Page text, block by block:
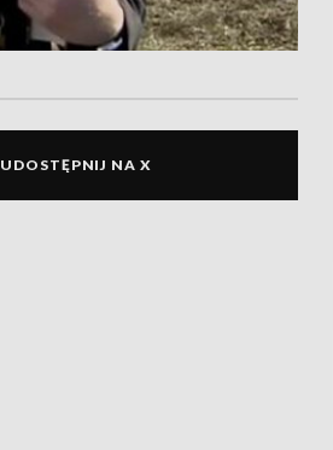
UDOSTĘPNIJ NA X